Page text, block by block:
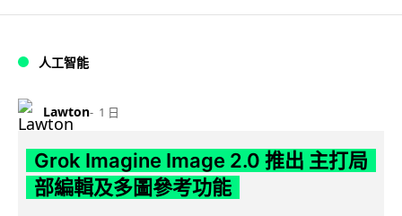
人工智能
Lawton 1 日
Grok Imagine Image 2.0 推出 主打局
部編輯及多圖參考功能